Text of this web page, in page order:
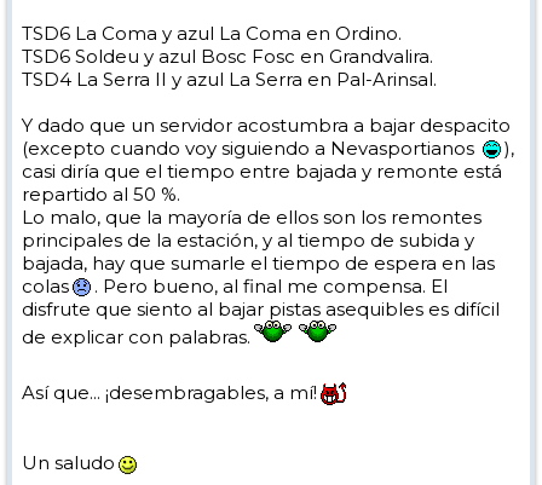
TSD6 La Coma y azul La Coma en Ordino.
TSD6 Soldeu y azul Bosc Fosc en Grandvalira.
TSD4 La Serra II y azul La Serra en Pal-Arinsal.
Y dado que un servidor acostumbra a bajar despacito
(excepto cuando voy siguiendo a Nevasportianos
),
casi diría que el tiempo entre bajada y remonte está
repartido al 50 %.
Lo malo, que la mayoría de ellos son los remontes
principales de la estación, y al tiempo de subida y
bajada, hay que sumarle el tiempo de espera en las
colas
. Pero bueno, al final me compensa. El
disfrute que siento al bajar pistas asequibles es difícil
de explicar con palabras.
Así que... ¡desembragables, a mí!
Un saludo